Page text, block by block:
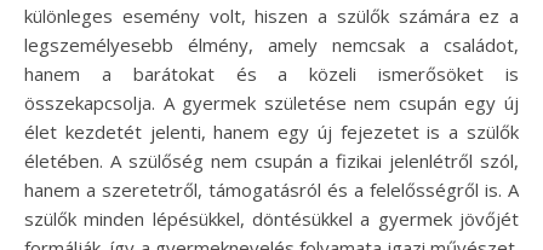
különleges esemény volt, hiszen a szülők számára ez a
legszemélyesebb élmény, amely nemcsak a családot,
hanem a barátokat és a közeli ismerősöket is
összekapcsolja. A gyermek születése nem csupán egy új
élet kezdetét jelenti, hanem egy új fejezetet is a szülők
életében. A szülőség nem csupán a fizikai jelenlétről szól,
hanem a szeretetről, támogatásról és a felelősségről is. A
szülők minden lépésükkel, döntésükkel a gyermek jövőjét